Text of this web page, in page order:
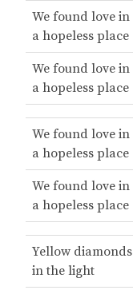
We found love in
a hopeless place
We found love in
a hopeless place
We found love in
a hopeless place
We found love in
a hopeless place
Yellow diamonds
in the light